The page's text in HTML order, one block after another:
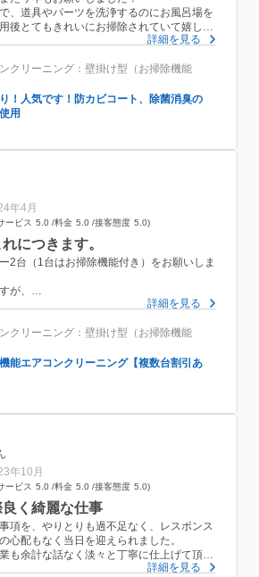
、道具やパーツを洗浄するのにお風呂場を
後とてもきれいにお掃除されていて嬉しか
た！
詳細を見る
クリーニング：壁掛け型（お掃除機能
！人気です！防カビコート、除菌消臭の
用
年4月
ービス 5.0 料金 5.0 接客態度 5.0
につきます。
2台（1台はお掃除機能付き）をお願いしま
が、
で終わらせてくださってかなり綺麗にして
ラーに会えました。
応してくださり本当に助かりました。
予定です。
た。
詳細を見る
クリーニング：壁掛け型（お掃除機能
能エアコンクリーニング【複数台割引あ
年10月
ービス 5.0 料金 5.0 接客態度 5.0
く綺麗な仕事
項を、やりとりも過不足なく、レスポンス
心配もなく当日を迎えられました。
も余計な話なく淡々と丁寧に仕上げて頂き
詳細を見る